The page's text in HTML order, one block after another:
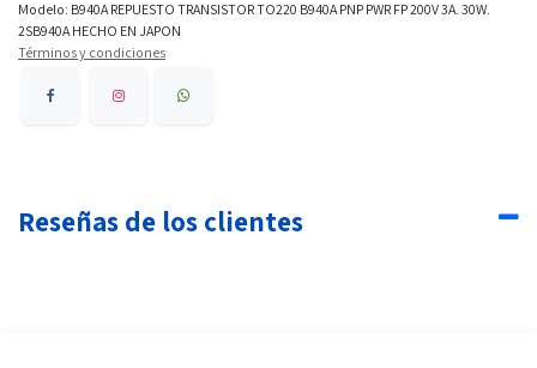
Modelo: B940A REPUESTO TRANSISTOR TO220 B940A PNP PWR FP 200V 3A. 30W.
2SB940A HECHO EN JAPON
Términos y condiciones
Reseñas de los clientes